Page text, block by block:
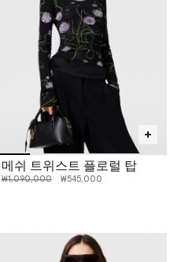
메쉬 트위스트 플로럴 탑
인하 전 가격:
₩1,090,000인하된 가격:
₩545,000